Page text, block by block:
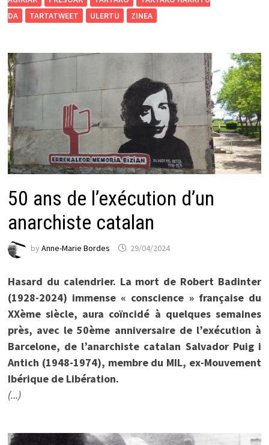
DA
TARTATWEET ULERTU ZINEA
50 ans de l’exécution d’un
anarchiste catalan
by Anne-Marie Bordes 29/04/2024
Hasard du calendrier. La mort de Robert Badinter
(1928-2024) immense « conscience » française du
XXème siècle, aura coïncidé à quelques semaines
près, avec le 50ème anniversaire de l’exécution à
Barcelone, de l’anarchiste catalan Salvador Puig i
Antich (1948-1974), membre du MIL, ex-Mouvement
Ibérique de Libération.
(...)